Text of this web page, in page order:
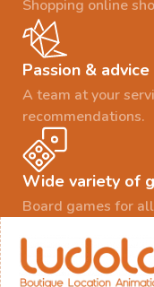
Shopping online
Passion & advice
A team at your
recommendations.
Wide variety of
Board games for